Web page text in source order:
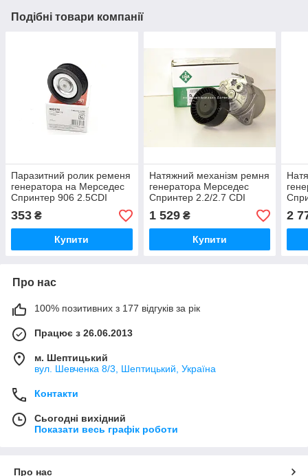
Подібні товари компанії
Паразитний ролик ременя
генератора на Мерседес
Спринтер 906 2.5CDI
(ОМ651) 2006 -> Caffaro
(Польща) 500178
353 ₴
Купити
Натяжний механізм ремня
генератора Мерседес
Спринтер 2.2/2.7 CDI
2000-2006 - INA
(Німеччина) 533001710
1 529₴
Купити
2
Про нас
100% позитивних з 177 відгуків за рік
Працює з 26.06.2013
м. Шептицький
вул. Шевченка 8/3, Шептицький, Україна
Контакти
Сьогодні вихідний
Показати весь графік роботи
Про нас